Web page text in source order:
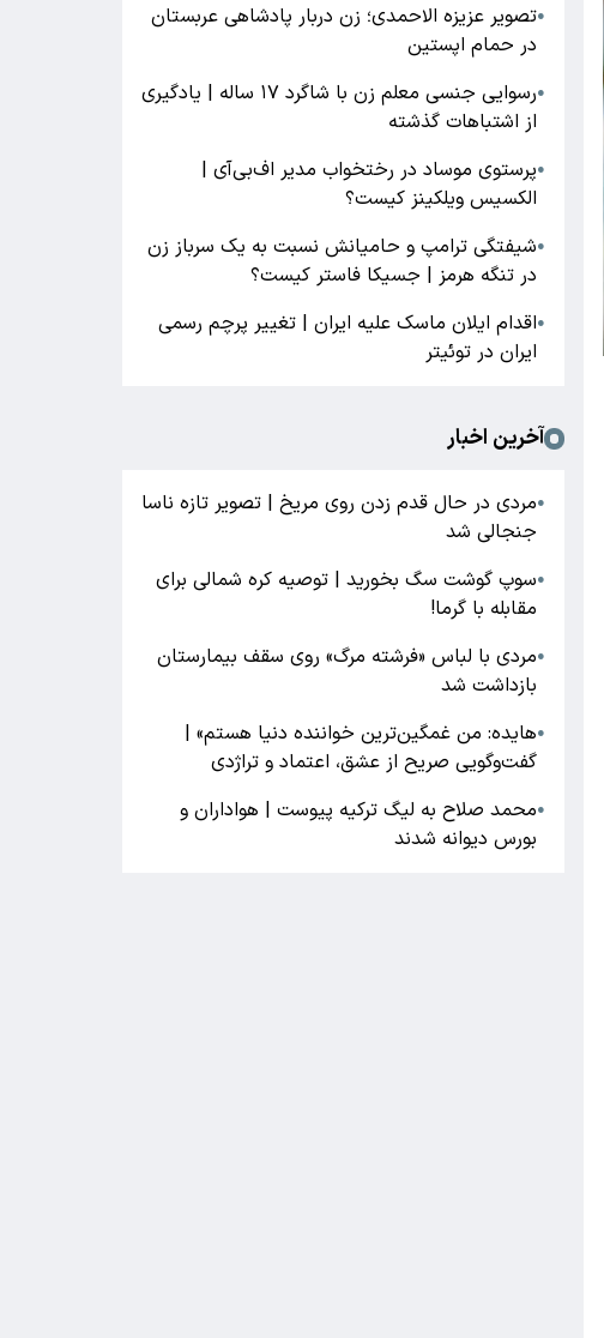
●تصویر عزیزه الاحمدی؛ زن دربار پادشاهی عربستان
در حمام اپستین
●
رسوایی جنسی معلم زن با شاگرد ۱۷ ساله | یادگیری
از اشتباهات گذشته
●پرستوی موساد در رختخواب مدیر اف‌بی‌آی |
الکسیس ویلکینز کیست؟
●شیفتگی ترامپ و حامیانش نسبت به یک سرباز زن
در تنگه هرمز | جسیکا فاستر کیست؟
●اقدام ایلان ماسک علیه ایران | تغییر پرچم رسمی
ایران در توئیتر
آخرین اخبار
●مردی در حال قدم زدن روی مریخ | تصویر تازه ناسا
جنجالی شد
●سوپ گوشت سگ بخورید | توصیه کره شمالی برای
مقابله با گرما!
●مردی با لباس «فرشته مرگ» روی سقف بیمارستان
بازداشت شد
●هایده: من غمگین‌ترین خواننده دنیا هستم» |
گفت‌وگویی صریح از عشق، اعتماد و تراژدی
●محمد صلاح به لیگ ترکیه پیوست | هواداران و
بورس دیوانه شدند